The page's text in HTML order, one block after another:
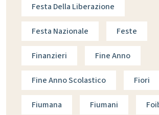
Festa Della Liberazione
Festa Nazionale Feste
Finanzieri Fine Anno
Fine Anno Scolastico Fiori
Fiumana Fiumani